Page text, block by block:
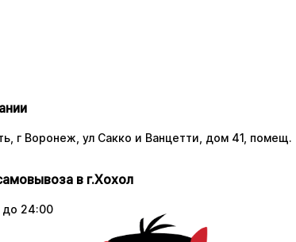
г Воронеж, ул Сакко и Ванцетти, дом 41, помещ.
в г.Хохол
до 24:00